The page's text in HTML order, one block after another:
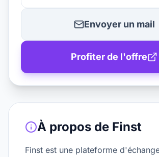
Envoyer un mail
Profiter de l'offre
À propos de Finst
Finst est une plateforme